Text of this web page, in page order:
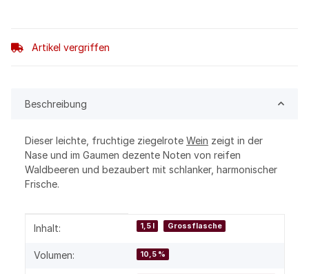
Artikel vergriffen
Beschreibung
Dieser leichte, fruchtige ziegelrote Wein zeigt in der
Nase und im Gaumen dezente Noten von reifen
Waldbeeren und bezaubert mit schlanker, harmonischer
Frische.
Produkteigenschaft
Wert
Inhalt: 1,5 l Grossflasche
Volumen: 10,5 %